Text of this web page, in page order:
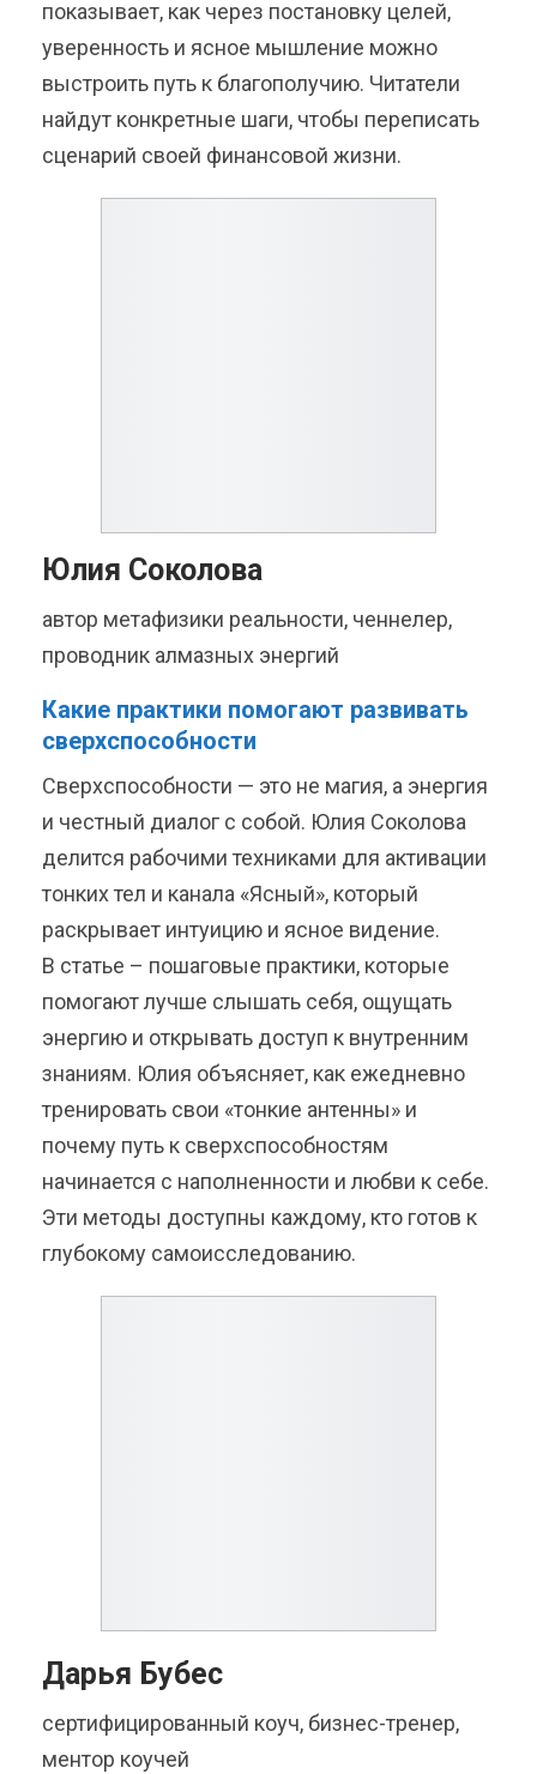
показывает, как через постановку целей,
уверенность и ясное мышление можно
выстроить путь к благополучию. Читатели
найдут конкретные шаги, чтобы переписать
сценарий своей финансовой жизни.
Юлия Соколова
автор метафизики реальности, ченнелер,
проводник алмазных энергий
Какие практики помогают развивать
сверхспособности
Сверхспособности — это не магия, а энергия
и честный диалог с собой. Юлия Соколова
делится рабочими техниками для активации
тонких тел и канала «Ясный», который
раскрывает интуицию и ясное видение.
В статье – пошаговые практики, которые
помогают лучше слышать себя, ощущать
энергию и открывать доступ к внутренним
знаниям. Юлия объясняет, как ежедневно
тренировать свои «тонкие антенны» и
почему путь к сверхспособностям
начинается с наполненности и любви к себе.
Эти методы доступны каждому, кто готов к
глубокому самоисследованию.
Дарья Бубес
сертифицированный коуч, бизнес-тренер,
ментор коучей